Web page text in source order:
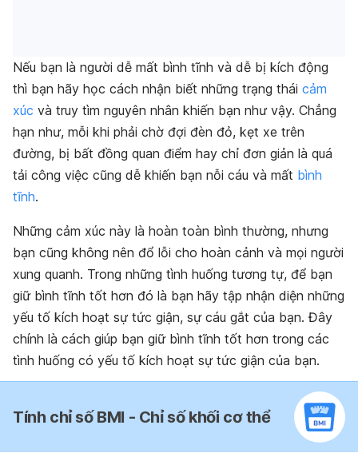
Nếu bạn là người dễ mất bình tĩnh và dễ bị kích động
thì bạn hãy học cách nhận biết những trạng thái cảm
xúc và truy tìm nguyên nhân khiến bạn như vậy. Chẳng
hạn như, mỗi khi phải chờ đợi đèn đỏ, kẹt xe trên
đường, bị bất đồng quan điểm hay chỉ đơn giản là quá
tải công việc cũng dễ khiến bạn nỗi cáu và mất bình
tĩnh.
Những cảm xúc này là hoàn toàn bình thường, nhưng
bạn cũng không nên đổ lỗi cho hoàn cảnh và mọi người
xung quanh. Trong những tình huống tương tự, để bạn
giữ bình tĩnh tốt hơn đó là bạn hãy tập nhận diện những
yếu tố kích hoạt sự tức giận, sự cáu gắt của bạn. Đây
chính là cách giúp bạn giữ bình tĩnh tốt hơn trong các
tình huống có yếu tố kích hoạt sự tức giận của bạn.
Tính chỉ số BMI - Chỉ số khối cơ thể